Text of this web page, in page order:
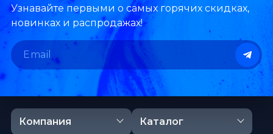
Узнавайте первыми о самых горячих скидках,
новинках и распродажах!
Компания Каталог